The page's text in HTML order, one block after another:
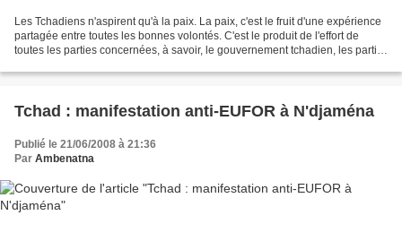
Les Tchadiens n'aspirent qu'à la paix. La paix, c'est le fruit d'une expérience
partagée entre toutes les bonnes volontés. C'est le produit de l'effort de
toutes les parties concernées, à savoir, le gouvernement tchadien, les partis
Tchad : manifestation anti-EUFOR à N'djaména
Publié le 21/06/2008 à 21:36
Par Ambenatna